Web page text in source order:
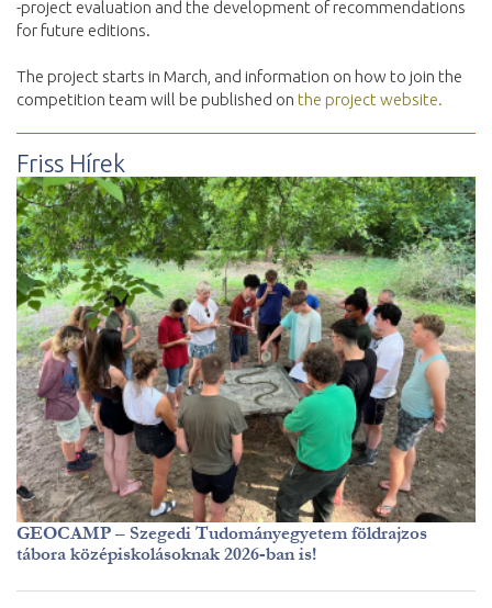
-project evaluation and the development of recommendations
for future editions.
The project starts in March, and information on how to join the
competition team will be published on the project website.
Friss Hírek
GEOCAMP – Szegedi Tudományegyetem földrajzos
tábora középiskolásoknak 2026-ban is!